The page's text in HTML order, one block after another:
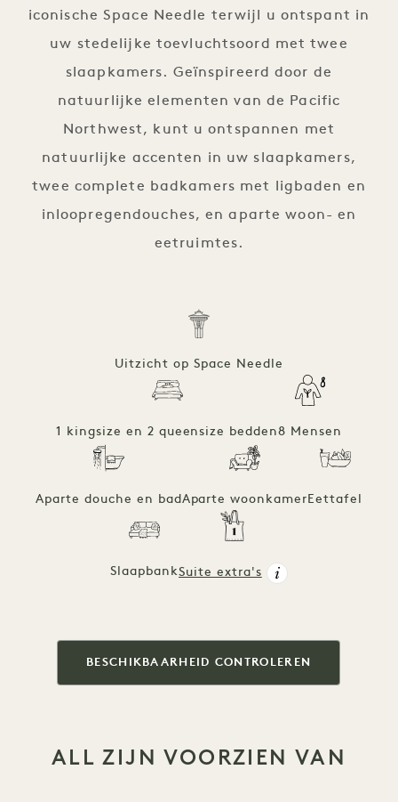
iconische Space Needle terwijl u ontspant in
uw stedelijke toevluchtsoord met twee
slaapkamers. Geïnspireerd door de
natuurlijke elementen van de Pacific
Northwest, kunt u ontspannen met
natuurlijke accenten in uw slaapkamers,
twee complete badkamers met ligbaden en
inloopregendouches, en aparte woon- en
eetruimtes.
Uitzicht op Space Needle
1 kingsize en 2 queensize bedden8 Mensen
Aparte douche en bad Aparte woonkamer Eettafel
SlaapbankSuite extra's
BESCHIKBAARHEID CONTROLEREN
ALL ZIJN VOORZIEN VAN